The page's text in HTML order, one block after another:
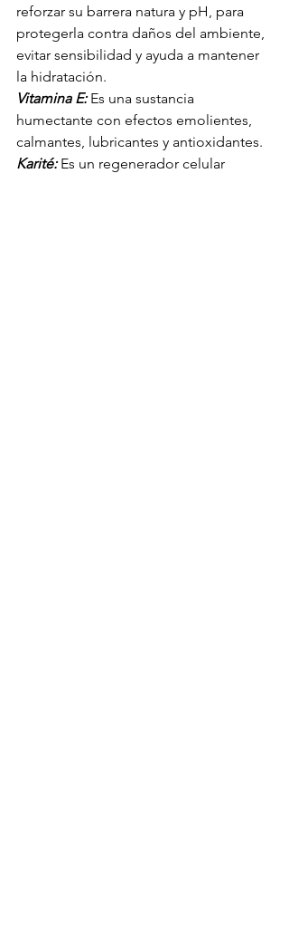
reforzar su barrera natura y pH, para
protegerla contra daños del ambiente,
evitar sensibilidad y ayuda a mantener
la hidratación.
Vitamina E: Es una sustancia
humectante con efectos emolientes,
calmantes, lubricantes y antioxidantes.
Karité: Es un regenerador celular